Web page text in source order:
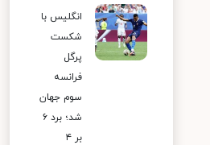
انگلیس با
شکست
پرگل
فرانسه
سوم جهان
شد؛ برد ۶
بر ۴